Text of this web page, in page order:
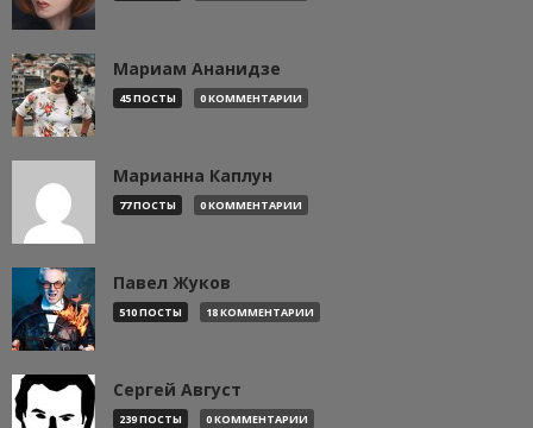
Мариам Ананидзе
45 ПОСТЫ 0 КОММЕНТАРИИ
Марианна Каплун
77 ПОСТЫ 0 КОММЕНТАРИИ
Павел Жуков
510 ПОСТЫ 18 КОММЕНТАРИИ
Сергей Август
239 ПОСТЫ 0 КОММЕНТАРИИ